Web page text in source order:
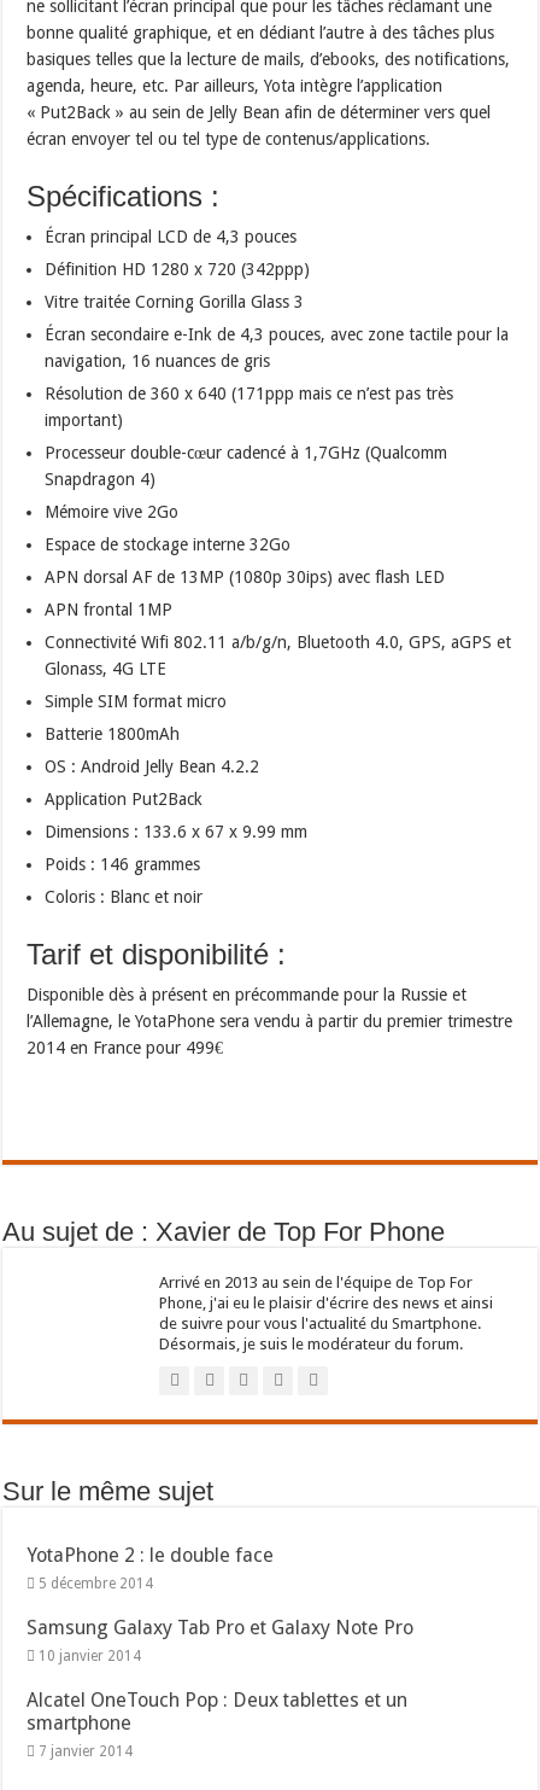
ne sollicitant l’écran principal que pour les tâches réclamant une
bonne qualité graphique, et en dédiant l’autre à des tâches plus
basiques telles que la lecture de mails, d’ebooks, des notifications,
agenda, heure, etc. Par ailleurs, Yota intègre l’application
« Put2Back » au sein de Jelly Bean afin de déterminer vers quel
écran envoyer tel ou tel type de contenus/applications.
Spécifications :
Écran principal LCD de 4,3 pouces
Définition HD 1280 x 720 (342ppp)
Vitre traitée Corning Gorilla Glass 3
Écran secondaire e-Ink de 4,3 pouces, avec zone tactile pour la
navigation, 16 nuances de gris
Résolution de 360 x 640 (171ppp mais ce n’est pas très
important)
Processeur double-cœur cadencé à 1,7GHz (Qualcomm
Snapdragon 4)
Mémoire vive 2Go
Espace de stockage interne 32Go
APN dorsal AF de 13MP (1080p 30ips) avec flash LED
APN frontal 1MP
Connectivité Wifi 802.11 a/b/g/n, Bluetooth 4.0, GPS, aGPS et
Glonass, 4G LTE
Simple SIM format micro
Batterie 1800mAh
OS : Android Jelly Bean 4.2.2
Application Put2Back
Dimensions : 133.6 x 67 x 9.99 mm
Poids : 146 grammes
Coloris : Blanc et noir
Tarif et disponibilité :
Disponible dès à présent en précommande pour la Russie et
l’Allemagne, le YotaPhone sera vendu à partir du premier trimestre
2014 en France pour 499€
Au sujet de : Xavier de Top For Phone
Arrivé en 2013 au sein de l'équipe de Top For
Phone, j'ai eu le plaisir d'écrire des news et ainsi
de suivre pour vous l'actualité du Smartphone.
Désormais, je suis le modérateur du forum.
Sur le même sujet
YotaPhone 2 : le double face
5 décembre 2014
Samsung Galaxy Tab Pro et Galaxy Note Pro
10 janvier 2014
Alcatel OneTouch Pop : Deux tablettes et un
smartphone
7 janvier 2014